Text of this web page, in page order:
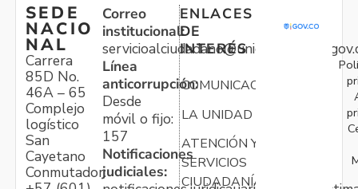
SEDE
NACIO
NAL
Carrera
85D No.
46A – 65
Complejo
logístico
San
Cayetano
Conmutador:
Correo
institucional:
Línea
anticorrupción:
Desde
móvil o fijo:
157
Notificaciones
judiciales:
ENLACES
DE
INTERÉS
COMUNICACIONES
LA UNIDAD
ATENCIÓN Y
SERVICIOS
CIUDADANÍA